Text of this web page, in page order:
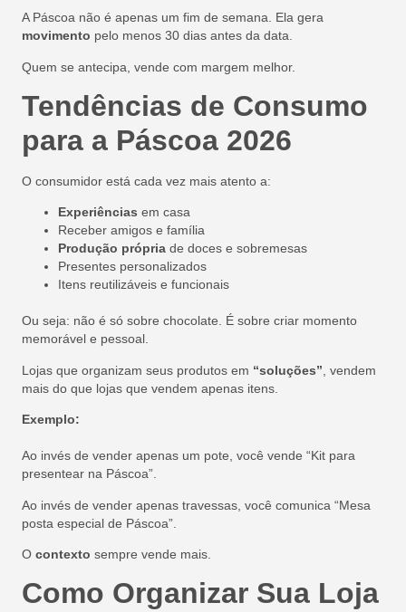
A Páscoa não é apenas um fim de semana. Ela gera
movimento pelo menos 30 dias antes da data.
Quem se antecipa, vende com margem melhor.
Tendências de Consumo
para a Páscoa 2026
O consumidor está cada vez mais atento a:
Experiências em casa
Receber amigos e família
Produção própria de doces e sobremesas
Presentes personalizados
Itens reutilizáveis e funcionais
Ou seja: não é só sobre chocolate. É sobre criar momento
memorável e pessoal.
Lojas que organizam seus produtos em “soluções” , vendem
mais do que lojas que vendem apenas itens.
Exemplo:
Ao invés de vender apenas um pote, você vende “Kit para
presentear na Páscoa”.
Ao invés de vender apenas travessas, você comunica “Mesa
posta especial de Páscoa”.
O contexto sempre vende mais.
Como Organizar Sua Loja